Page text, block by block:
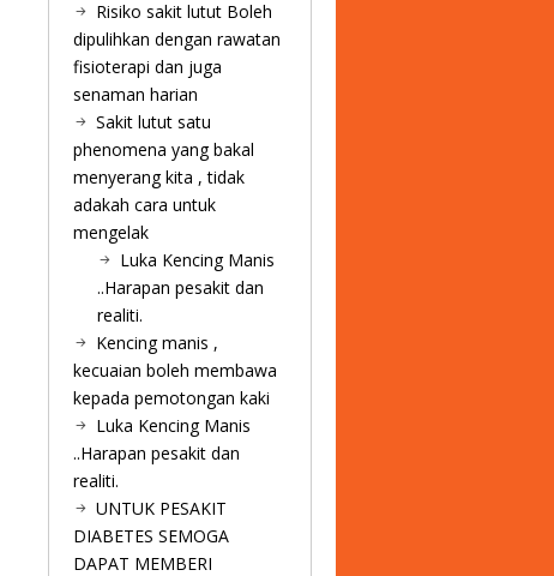
Risiko sakit lutut Boleh
dipulihkan dengan rawatan
fisioterapi dan juga
senaman harian
Sakit lutut satu
phenomena yang bakal
menyerang kita , tidak
adakah cara untuk
mengelak
Luka Kencing Manis
..Harapan pesakit dan
realiti.
Kencing manis ,
kecuaian boleh membawa
kepada pemotongan kaki
Luka Kencing Manis
..Harapan pesakit dan
realiti.
UNTUK PESAKIT
DIABETES SEMOGA
DAPAT MEMBERI